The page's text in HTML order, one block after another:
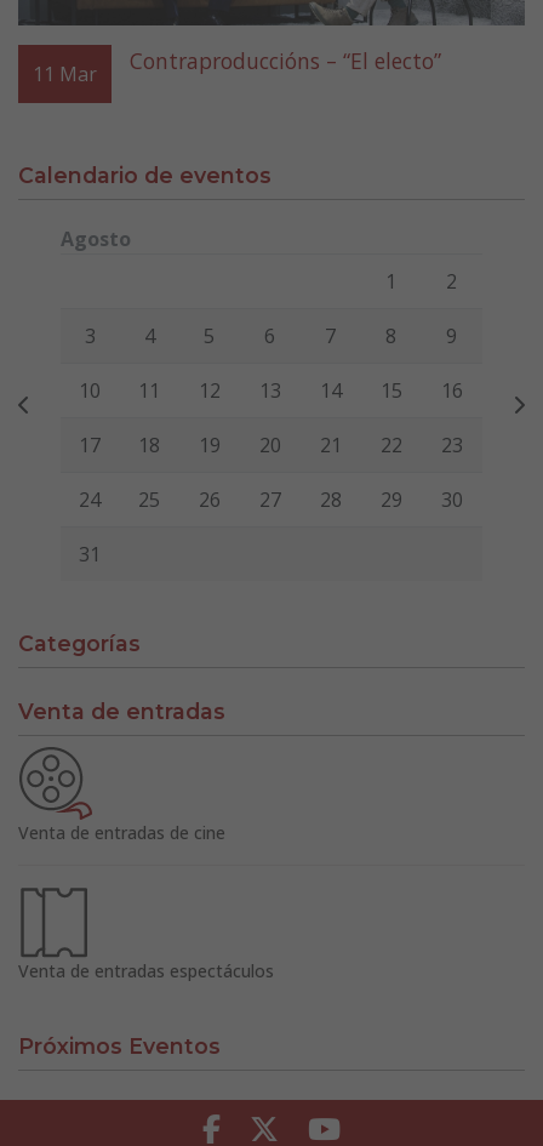
11 Mar Contraproduccións – “El electo”
Calendario de eventos
Agosto
Viernes Sábado
1 2
3 4 5 6 7 8 9
10 11 12 13 14 15 16
17 18 19 20 21 22 23
24 25 26 27 28 29 30
31
Categorías
Venta de entradas
Venta de entradas de cine
Venta de entradas espectáculos
Próximos Eventos
Facebook Twitter Youtube